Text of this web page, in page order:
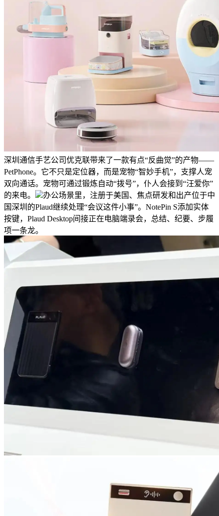
深圳通信手艺公司优克联带来了一款有点“反曲觉”的产物——
PetPhone。它不只是定位器，而是宠物“智妙手机”，支撑人宠
双向通话。宠物可通过锻炼自动“拨号”，仆人会接到“汪爱你”
的来电。
办公场景里，注册于美国、焦点研发和出产位于中
国深圳的Plaud继续处理“会议这件小事”。NotePin S添加实体
按键，Plaud Desktop间接正在电脑端录会，总结、纪要、步履
项一条龙。